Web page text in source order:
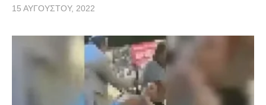
15 ΑΥΓΟΎΣΤΟΥ, 2022